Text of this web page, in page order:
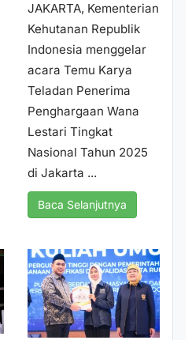
JAKARTA, Kementerian
Kehutanan Republik
Indonesia menggelar
acara Temu Karya
Teladan Penerima
Penghargaan Wana
Lestari Tingkat
Nasional Tahun 2025
di Jakarta ...
Baca Selanjutnya